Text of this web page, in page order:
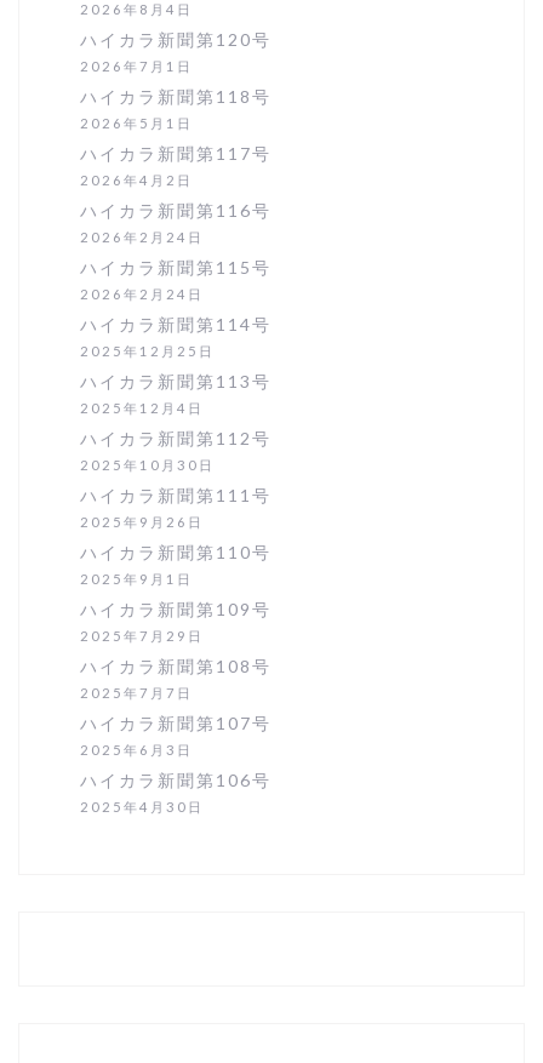
2026年8月4日
ハイカラ新聞第120号
2026年7月1日
ハイカラ新聞第118号
2026年5月1日
ハイカラ新聞第117号
2026年4月2日
ハイカラ新聞第116号
2026年2月24日
ハイカラ新聞第115号
2026年2月24日
ハイカラ新聞第114号
2025年12月25日
ハイカラ新聞第113号
2025年12月4日
ハイカラ新聞第112号
2025年10月30日
ハイカラ新聞第111号
2025年9月26日
ハイカラ新聞第110号
2025年9月1日
ハイカラ新聞第109号
2025年7月29日
ハイカラ新聞第108号
2025年7月7日
ハイカラ新聞第107号
2025年6月3日
ハイカラ新聞第106号
2025年4月30日